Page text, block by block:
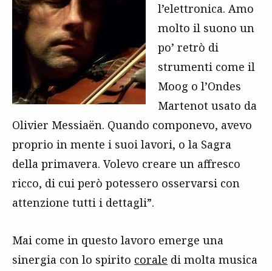
l’elettronica. Amo
molto il suono un
po’ retrò di
strumenti come il
Moog o l’Ondes
Martenot usato da
Olivier Messiaën. Quando componevo, avevo
proprio in mente i suoi lavori, o la Sagra
della primavera. Volevo creare un affresco
ricco, di cui però potessero osservarsi con
attenzione tutti i dettagli”.
Mai come in questo lavoro emerge una
sinergia con lo spirito corale di molta musica